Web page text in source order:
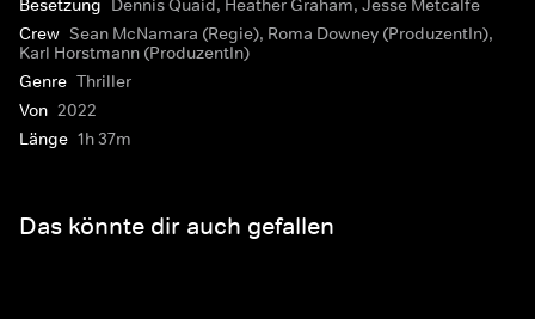
Besetzung Dennis Quaid, Heather Graham, Jesse Metcalfe
Crew Sean McNamara (Regie), Roma Downey (ProduzentIn),
Karl Horstmann (ProduzentIn)
Genre Thriller
Von 2022
Länge 1h 37m
Das könnte dir auch gefallen